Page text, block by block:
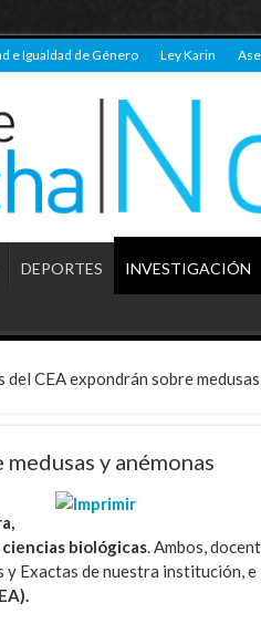
e Igualdad de Género Ley Karin
DEPORTES INVESTIGACIÓN
del CEA expondrán sobre
y anémonas
biológicas. Ambos,
Exactas de nuestra institución, e